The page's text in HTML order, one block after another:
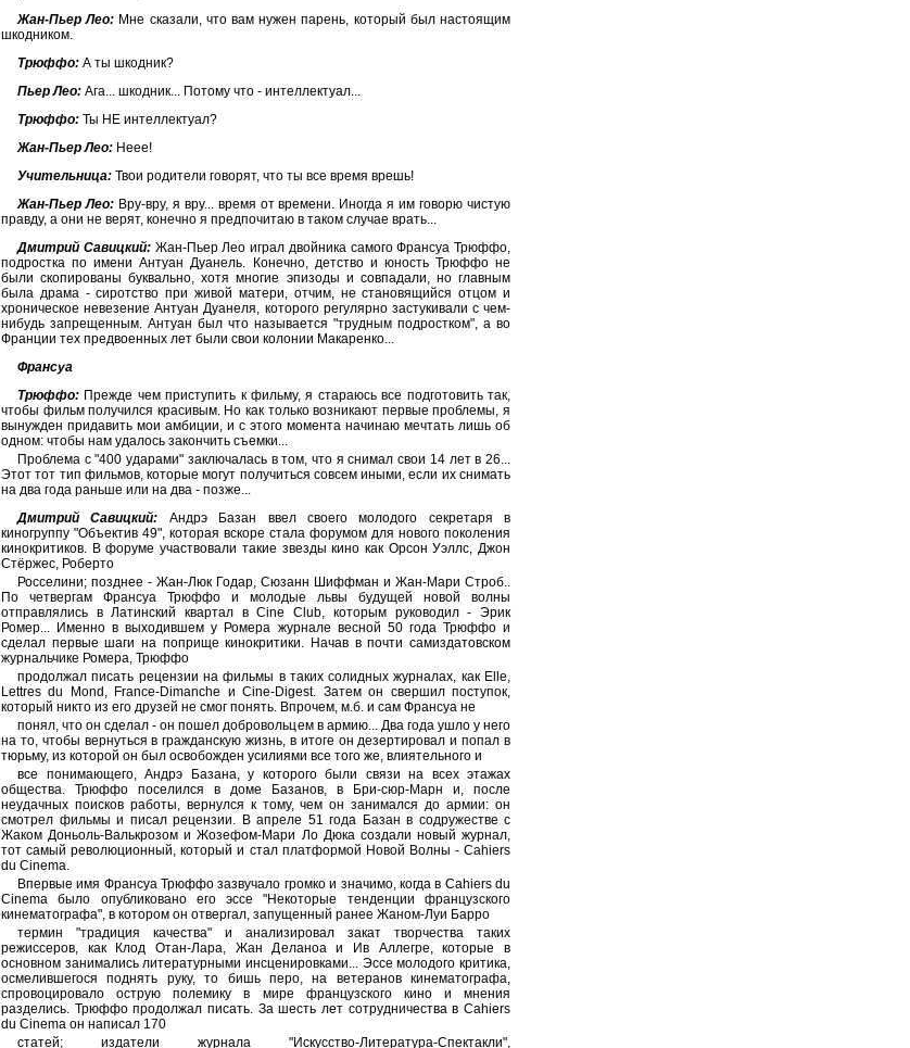
Жан-Пьер Лео: Мне сказали, что вам нужен парень, который был настоящим
шкодником.
Трюффо: А ты шкодник?
Пьер Лео: Ага... шкодник... Потому что - интеллектуал...
Трюффо: Ты НЕ интеллектуал?
Жан-Пьер Лео: Неее!
Учительница: Твои родители говорят, что ты все время врешь!
Жан-Пьер Лео:Вру-вру, я вру... время от времени. Иногда я им говорю чистую
правду, а они не верят, конечно я предпочитаю в таком случае врать...
Дмитрий Савицкий:Жан-Пьер Лео играл двойника самого Франсуа Трюффо,
подростка по имени Антуан Дуанель. Конечно, детство и юность Трюффо не
были скопированы буквально, хотя многие эпизоды и совпадали, но главным
была драма - сиротство при живой матери, отчим, не становящийся отцом и
хроническое невезение Антуан Дуанеля, которого регулярно застукивали с чем-
нибудь запрещенным. Антуан был что называется "трудным подростком", а во
Франции тех предвоенных лет были свои колонии Макаренко...
Франсуа
Трюффо: Прежде чем приступить к фильму, я стараюсь все подготовить так,
чтобы фильм получился красивым. Но как только возникают первые проблемы, я
вынужден придавить мои амбиции, и с этого момента начинаю мечтать лишь об
одном: чтобы нам удалось закончить съемки...
Проблема с "400 ударами" заключалась в том, что я снимал свои 14 лет в 26...
Этот тот тип фильмов, которые могут получиться совсем иными, если их снимать
на два года раньше или на два - позже...
Дмитрий Савицкий: Андрэ Базан ввел своего молодого секретаря в
киногруппу "Объектив 49", которая вскоре стала форумом для нового поколения
кинокритиков. В форуме участвовали такие звезды кино как Орсон Уэллс, Джон
Стёржес, Роберто
Росселини; позднее - Жан-Люк Годар, Сюзанн Шиффман и Жан-Мари Строб..
По четвергам Франсуа Трюффо и молодые львы будущей новой волны
отправлялись в Латинский квартал в Cine Club, которым руководил - Эрик
Ромер... Именно в выходившем у Ромера журнале весной 50 года Трюффо и
сделал первые шаги на поприще кинокритики. Начав в почти самиздатовском
журнальчике Ромера, Трюффо
продолжал писать рецензии на фильмы в таких солидных журналах, как Elle,
Lettres du Mond, France-Dimanche и Cine-Digest. Затем он свершил поступок,
который никто из его друзей не смог понять. Впрочем, м.б. и сам Франсуа не
понял, что он сделал - он пошел добровольцем в армию... Два года ушло у него
на то, чтобы вернуться в гражданскую жизнь, в итоге он дезертировал и попал в
тюрьму, из которой он был освобожден усилиями все того же, влиятельного и
все понимающего, Андрэ Базана, у которого были связи на всех этажах
общества. Трюффо поселился в доме Базанов, в Бри-сюр-Марн и, после
неудачных поисков работы, вернулся к тому, чем он занимался до армии: он
смотрел фильмы и писал рецензии. В апреле 51 года Базан в содружестве с
Жаком Доньоль-Валькрозом и Жозефом-Мари Ло Дюка создали новый журнал,
тот самый революционный, который и стал платформой Новой Волны - Cahiers
du Cinema.
Впервые имя Франсуа Трюффо зазвучало громко и значимо, когда в Cahiers du
Cinema было опубликовано его эссе "Некоторые тенденции французского
кинематографа", в котором он отвергал, запущенный ранее Жаном-Луи Барро
термин "традиция качества" и анализировал закат творчества таких
режиссеров, как Клод Отан-Лара, Жан Деланоа и Ив Аллегре, которые в
основном занимались литературными инсценировками... Эссе молодого критика,
осмелившегося поднять руку, то бишь перо, на ветеранов кинематографа,
спровоцировало острую полемику в мире французского кино и мнения
разделись. Трюффо продолжал писать. За шесть лет сотрудничества в Cahiers
du Cinema он написал 170
статей; издатели журнала "Искусство-Литература-Спектакли",